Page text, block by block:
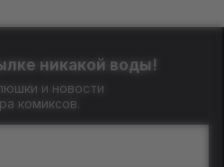
никакой воды!
и новости
комиксов.